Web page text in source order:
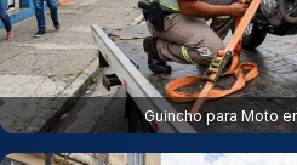
Guincho para Moto